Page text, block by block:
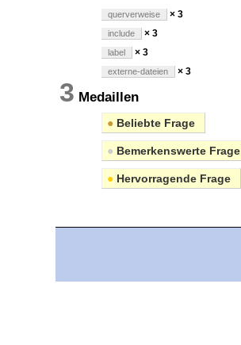
querverweise × 3
include × 3
label × 3
externe-dateien × 3
3 Medaillen
● Beliebte Frage
● Bemerkenswerte Frage
● Hervorragende Frage